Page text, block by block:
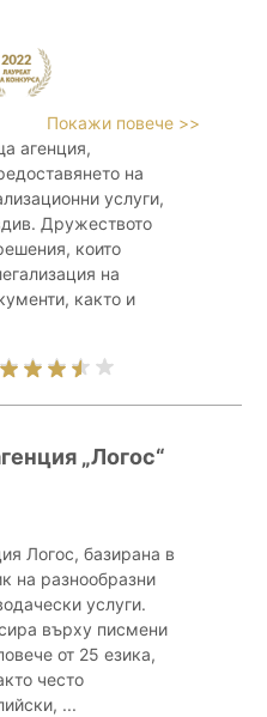
Покажи повече >>
агенция,
на
услуги,
Дружеството
които
на
както и
„Логос“
Логос, базирана в
на разнообразни
услуги.
върху писмени
от 25 езика,
често
...